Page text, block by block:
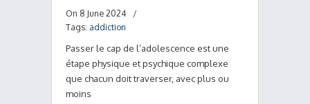
On 8 June 2024
/
Tags: addiction
Passer le cap de l’adolescence est une
étape physique et psychique complexe
que chacun doit traverser, avec plus ou
moins